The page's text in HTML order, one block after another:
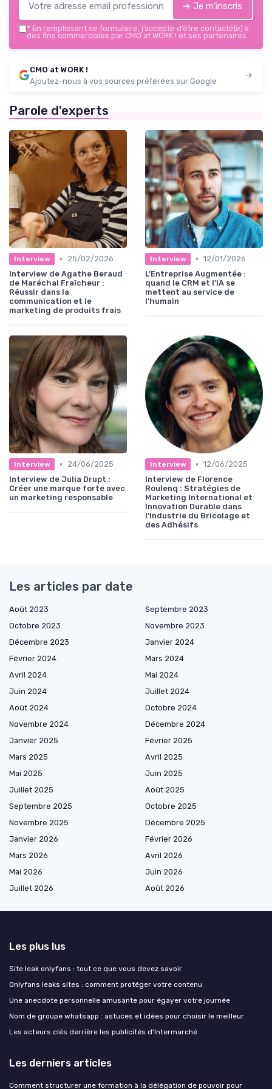
➔ Je m'inscris
* En remplissant ce formulaire, j’accepte d’être contacté(e) à
des fins commerciales par CMO at WORK ! et ses partenaires.
CMO at WORK !
Ajoutez-nous à vos sources préférées sur Google
Parole d'experts
Interview •
25/02/2026
Interview de Agathe Beraud
de Maréchal Fraîcheur :
Réussir dans la
communication et le
marketing de produits frais
Interview • 12/01/2026
L'Entreprise Augmentée :
quand le CRM et l'IA se
mettent au service de
l'humain
Interview •
24/06/2025
Interview de Julia Drupt :
Créer une marque forte avec
un marketing responsable
Interview • 12/06/2025
Interview de Florence
Roulenq : Stratégies de
Marketing International et
Innovation Durable dans
l'Industrie du Bricolage et
des Adhésifs
Les articles par date
Août 2023
Septembre 2023
Octobre 2023
Novembre 2023
Décembre 2023
Janvier 2024
Février 2024
Mars 2024
Avril 2024
Mai 2024
Juin 2024
Juillet 2024
Août 2024
Octobre 2024
Novembre 2024
Décembre 2024
Janvier 2025
Février 2025
Mars 2025
Avril 2025
Mai 2025
Juin 2025
Juillet 2025
Août 2025
Septembre 2025
Octobre 2025
Novembre 2025
Décembre 2025
Janvier 2026
Février 2026
Mars 2026
Avril 2026
Mai 2026
Juin 2026
Juillet 2026
Août 2026
Les plus lus
Site leak onlyfans : tout ce que vous devez savoir
Onlyfans leaks sites : comment protéger votre contenu
Une anecdote personnelle amusante pour égayer votre journée
Nom de groupe whatsapp : astuces et idées pour choisir le meilleur
Les acteurs clés derrière les publicités d'Intermarché
Les derniers articles
Comment structurer une formation à la délégation de pouvoir pour